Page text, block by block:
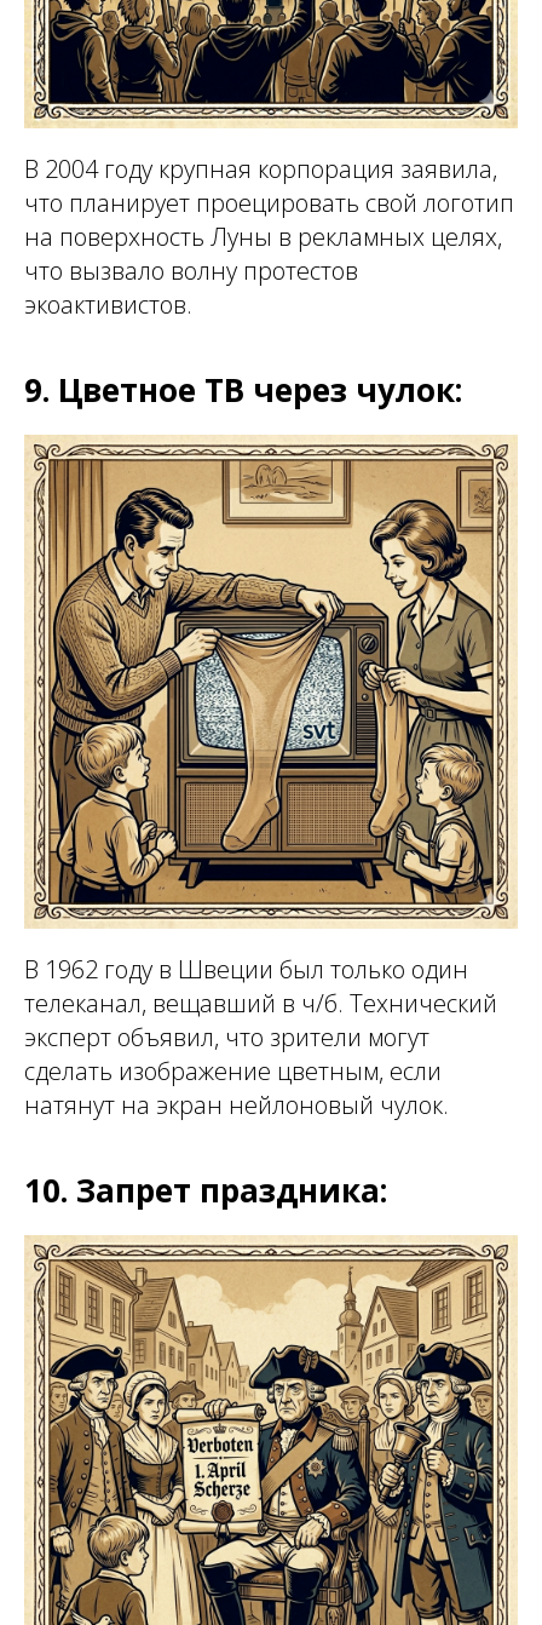
В 2004 году крупная корпорация заявила,
что планирует проецировать свой логотип
на поверхность Луны в рекламных целях,
что вызвало волну протестов
экоактивистов.
9. Цветное ТВ через чулок:
В 1962 году в Швеции был только один
телеканал, вещавший в ч/б. Технический
эксперт объявил, что зрители могут
сделать изображение цветным, если
натянут на экран нейлоновый чулок.
10. Запрет праздника: